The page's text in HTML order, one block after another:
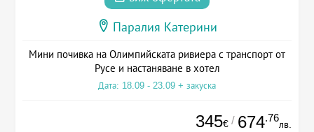
Паралия Катерини
Мини почивка на Олимпийската ривиера с транспорт от
Русе и настаняване в хотел
Дата: 18.09 - 23.09 + закуска
345€ / 674.76
лв.